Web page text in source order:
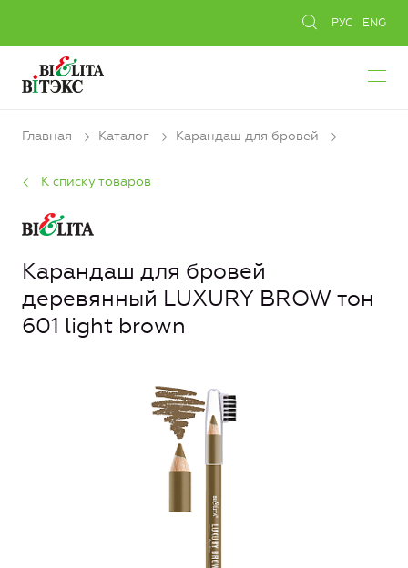
РУС ENG
Главная Каталог Карандаш для бровей
К списку товаров
Карандаш для бровей
деревянный LUXURY BROW тон
601 light brown